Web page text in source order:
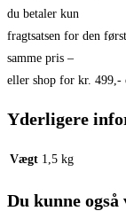
du betaler kun
fragtsatsen for den
samme pris –
eller shop for kr.
Yderligere
Vægt 1,5 kg
Du kunne